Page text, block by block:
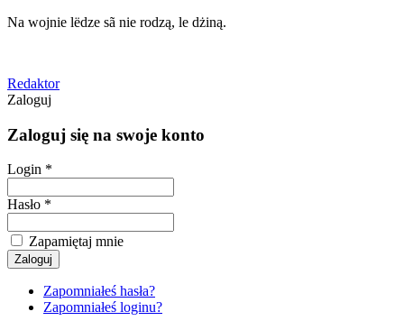
Na wojnie lëdze sã nie rodzą, le dżiną.
Redaktor
Zaloguj
Zaloguj się na swoje konto
Login *
Hasło *
Zapamiętaj mnie
Zapomniałeś hasła?
Zapomniałeś loginu?